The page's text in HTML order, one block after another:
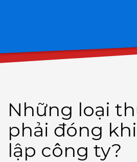
Những loại
phải đóng
lập công ty?